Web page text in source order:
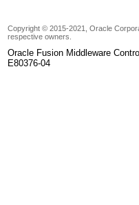
Copyright © 2015-2021, Oracle
respective owners.
Oracle Fusion Middleware
E80376-04